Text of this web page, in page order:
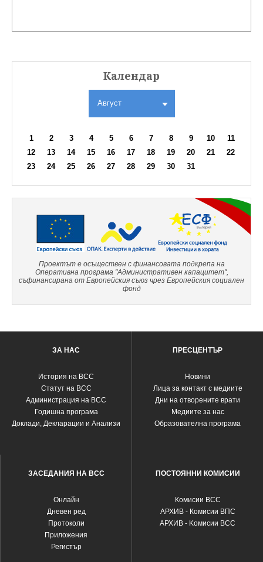
Календар
Август
1 2 3 4 5 6 7 8 9 10
11
12
13 14 15 16 17 18 19 20 21
22
23
24 25 26 27 28 29 30 31
Проектът е осъществен с финансовата подкрепа на
Оперативна програма "Административен капацитет",
съфинансирана от Европейския съюз чрез Европейския социален
фонд
ЗА НАС
История на ВСС
Статут на ВСС
Администрация на ВСС
Годишна програма
Доклади, Декларации и Анализи
ПРЕСЦЕНТЪР
Новини
Лица за контакт с медиите
Дни на отворените врати
Медиите за нас
Образователна програма
ЗАСЕДАНИЯ НА ВСС
Oнлайн
Дневен ред
Протоколи
Приложения
Регистър
ПОСТОЯННИ КОМИСИИ
Комисии ВСС
АРХИВ - Комисии ВПС
АРХИВ - Kомисии ВСС